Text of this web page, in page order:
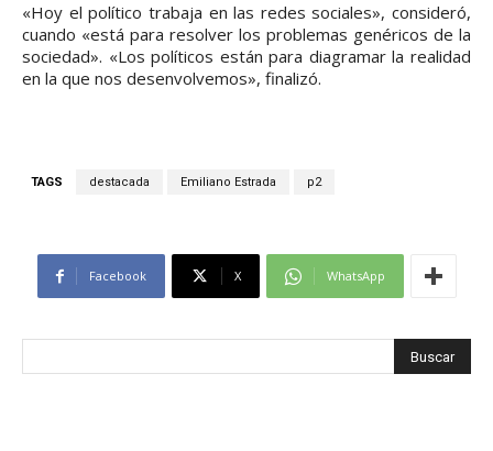
«Hoy el político trabaja en las redes sociales», consideró,
cuando «está para resolver los problemas genéricos de la
sociedad». «Los políticos están para diagramar la realidad
en la que nos desenvolvemos», finalizó.
TAGS destacada Emiliano Estrada p2
Facebook X WhatsApp